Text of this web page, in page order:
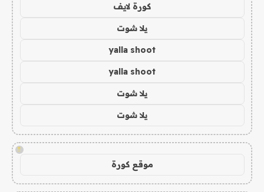
كورة لايف
يلا شوت
yalla shoot
yalla shoot
يلا شوت
يلا شوت
!
موقع كورة